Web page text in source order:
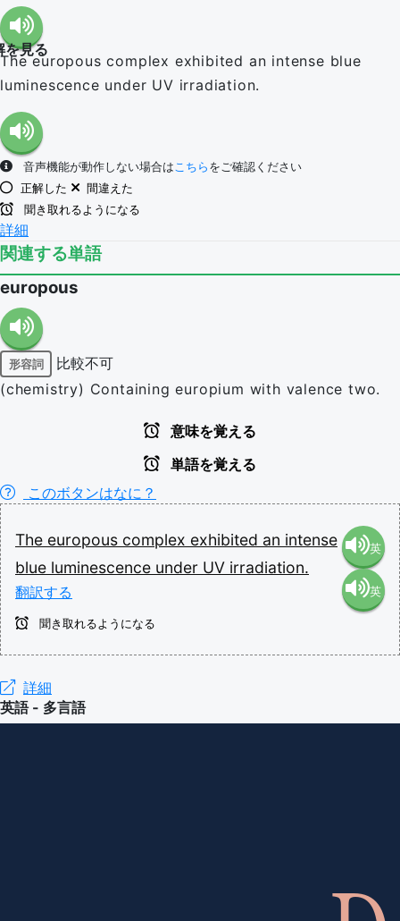
を見る
The europous complex exhibited an intense blue
luminescence under UV irradiation.
音声機能が動作しない場合はこちら をご確認ください
正解した
間違えた
聞き取れるようになる
詳細
関連する単語
europous
形容詞
比較不可
(chemistry) Containing europium with valence two.
意味を覚える
単語を覚える
このボタンはなに？
The europous complex exhibited an intense
blue luminescence under UV irradiation.
翻訳する
英
語（米
英
聞き取れるようになる
詳細
英語 - 多言語